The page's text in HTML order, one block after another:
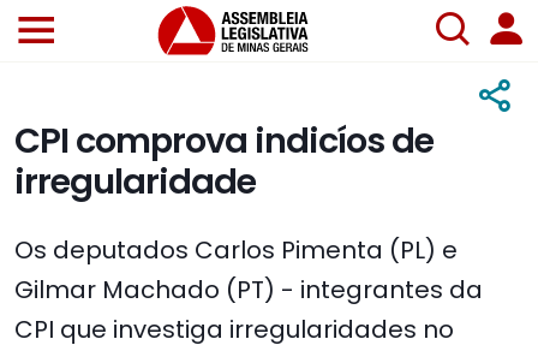
CPI comprova indicíos de
irregularidade
Os deputados Carlos Pimenta (PL) e
Gilmar Machado (PT) - integrantes da
CPI que investiga irregularidades no